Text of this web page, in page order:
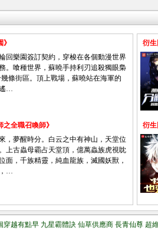
回樂園簽訂契約，穿梭在各個動漫世界
。喰種世界，蘇曉手持利刃追殺獨眼梟
幾條街區。頂上戰場，蘇曉站在海軍的
…
全職召喚師》
，夢醒時分。白云之中有神山，天堂位
上古蟲母霸占天堂頂，億萬蟲族虎視眈
面，千族精靈，純血龍族，滅國妖獸，
…
衍生
衍生
穿越有點早 九星霸體訣 仙草供應商 長青仙尊 超